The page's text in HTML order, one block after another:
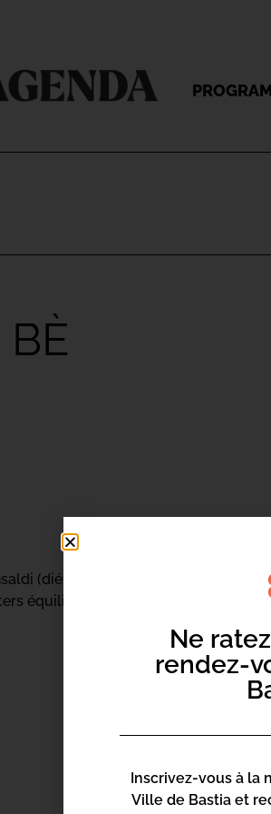
(diététicienne-nutritionniste) pour
équilibrés.
Ne
rendez-
Inscrivez-vous à la
Ville de Bastia et